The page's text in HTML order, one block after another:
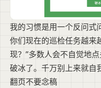
我的习惯是用一个反问式
你们现在的巡检任务越来
现？”多数人会不自觉地
破冰了。千万别上来就自
翻页不要念稿